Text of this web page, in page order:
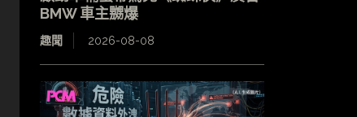
BMW 車主嬲爆
趣聞 2026-08-08